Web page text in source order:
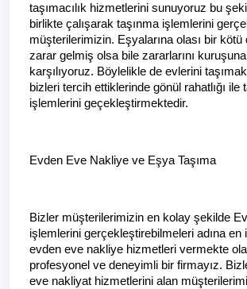
taşımacılık hizmetlerini sunuyoruz bu
birlikte çalışarak taşınma işlemlerini
müşterilerimizin. Eşyalarına olası bir kötü
zarar gelmiş olsa bile zararlarını
karşılıyoruz. Böylelikle de evlerini
bizleri tercih ettiklerinde gönül rahatlığı ile
işlemlerini geçekleştirmektedir.
Evden Eve Nakliye ve Eşya Taşıma
Bizler müşterilerimizin en kolay şekilde
işlemlerini gerçekleştirebilmeleri adına en
evden eve nakliye hizmetleri vermekte
profesyonel ve deneyimli bir firmayız.
eve nakliyat hizmetlerini alan